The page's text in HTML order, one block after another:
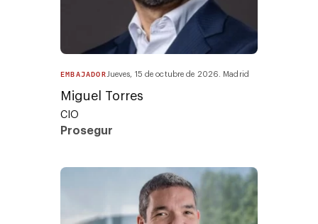
EMBAJADOR Jueves, 15 de octubre de 2026. Madrid
Miguel Torres
CIO
Prosegur